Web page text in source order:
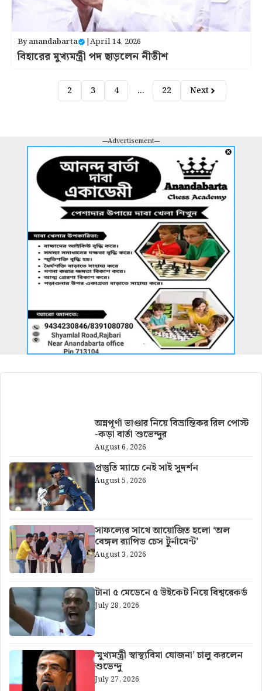
Byanandabarta |April 14, 2026
বিহারের মুখ্যমন্ত্রী পদ ছাড়লেন নীতীশ
2 3 4 … 22 Next
---Advertisement---
অন্নপূর্ণা ভাণ্ডার নিয়ে বিভ্রান্তিকর রিল পোস্ট
-কড়া বার্তা শুভেন্দুর
August 6, 2026
প্রস্তুতি ম্যাচে নেই সাই সুদর্শন
August 5, 2026
সাফল্যের সাথে আয়োজিত হলো ‘অল
বেঙ্গল র‍্যাপিড চেস টুর্নামেন্ট’
August 3, 2026
টানা ৫ মেডেনে ৫ উইকেট নিয়ে বিশ্বরেকর্ড
July 28, 2026
‘মুখ্যমন্ত্রী স্বাস্থ্যবিমা যোজনা’ চালু করলেন
শুভেন্দু
July 27, 2026